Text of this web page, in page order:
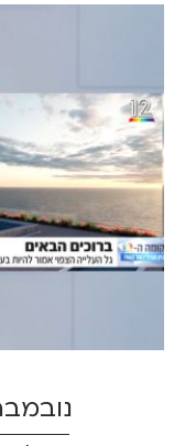
נובמבר |